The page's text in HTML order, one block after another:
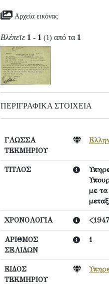
Αρχεία εικόνας
Βλέπετε 1 - 1 (1) από τα 1
ΠΕΡΙΓΡΑΦΙΚΆ ΣΤΟΙΧΕΊΑ
ΓΛΩΣΣΑ
ΤΕΚΜΗΡΙΟΥ
ΤΙΤΛΟΣ
με
ΧΡΟΝΟΛΟΓΙΑ
ΑΡΙΘΜΟΣ
ΣΕΛΙΔΩΝ
1
ΕΙΔΟΣ
ΤΕΚΜΗΡΙΟΥ